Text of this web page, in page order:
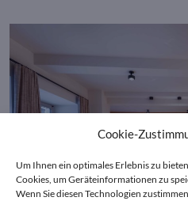
Cookie-
Um Ihnen ein optimales Erlebnis zu
Cookies, um Geräteinformationen zu
Wenn Sie diesen Technologien